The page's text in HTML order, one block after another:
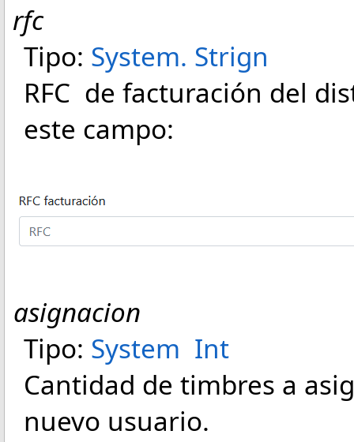
rfc
Tipo: System. Strign
RFC de facturación del
este campo:
asignacion
Tipo: System Int
Cantidad de timbres a
nuevo usuario.